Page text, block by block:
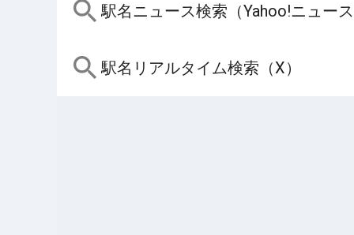
駅名ニュース検索（Yahoo!ニュー
駅名リアルタイム検索（X）